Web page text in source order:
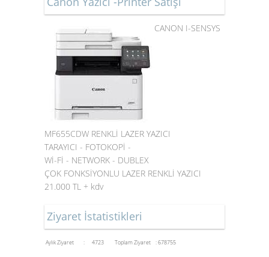
CANON I-SENSYS
MF655CDW RENKLİ LAZER YAZICI
TARAYICI - FOTOKOPİ -
Wİ-Fİ - NETWORK - DUBLEX
ÇOK FONKSİYONLU LAZER RENKLİ YAZICI
21.000 TL + kdv
Ziyaret İstatistikleri
Aylık Ziyaret : 4723 Toplam Ziyaret : 678755